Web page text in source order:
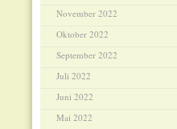
November 2022
Oktober 2022
September 2022
Juli 2022
Juni 2022
Mai 2022